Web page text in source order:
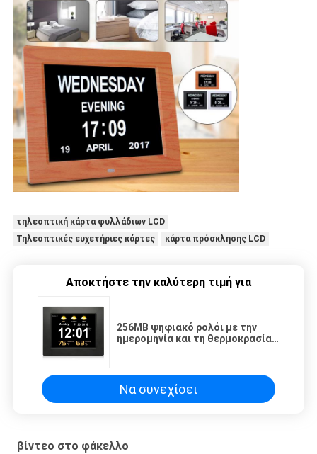
τηλεοπτική κάρτα φυλλάδιων LCD
Τηλεοπτικές ευχετήριες κάρτες
κάρτα πρόσκλησης LCD
Αποκτήστε την καλύτερη τιμή για
256MB ψηφιακό ρολόι με την
ημερομηνία και τη θερμοκρασία
Να συνεχίσει
βίντεο στο φάκελλο